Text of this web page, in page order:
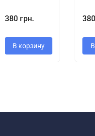
380 грн.
В корзину